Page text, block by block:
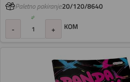
Paletno pakiranje:20/120/8640
- + KOM